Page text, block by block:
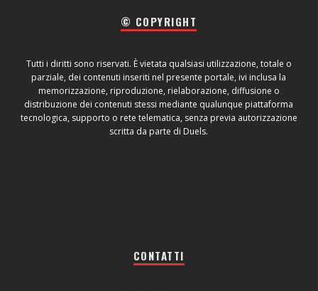
© COPYRIGHT
Tutti i diritti sono riservati. È vietata qualsiasi utilizzazione, totale o
parziale, dei contenuti inseriti nel presente portale, ivi inclusa la
memorizzazione, riproduzione, rielaborazione, diffusione o
distribuzione dei contenuti stessi mediante qualunque piattaforma
tecnologica, supporto o rete telematica, senza previa autorizzazione
scritta da parte di Duels.
CONTATTI